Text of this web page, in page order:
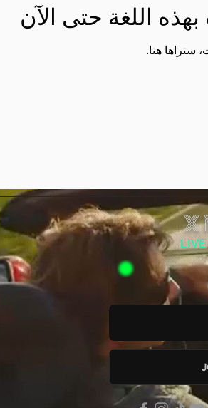
اللغة حتى الآن
ستراها هنا.
X